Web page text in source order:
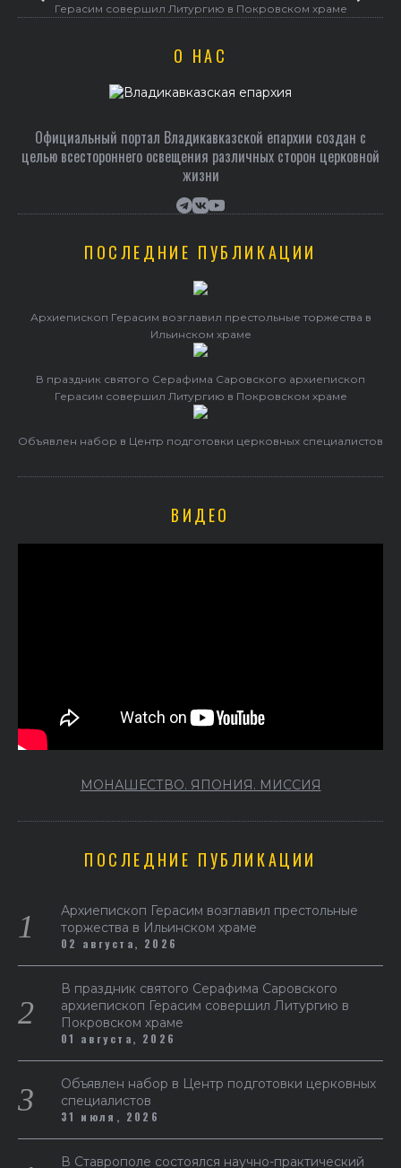
Герасим совершил Литургию в Покровском храме
О НАС
Официальный портал Владикавказской епархии создан c
целью всестороннего освещения различных сторон церковной
жизни
ПОСЛЕДНИЕ ПУБЛИКАЦИИ
Архиепископ Герасим возглавил престольные торжества в
Ильинском храме
В праздник святого Серафима Саровского архиепископ
Герасим совершил Литургию в Покровском храме
Объявлен набор в Центр подготовки церковных специалистов
ВИДЕО
МОНАШЕСТВО. ЯПОНИЯ. МИССИЯ
ПОСЛЕДНИЕ ПУБЛИКАЦИИ
Архиепископ Герасим возглавил престольные
торжества в Ильинском храме
02 августа, 2026
В праздник святого Серафима Саровского
архиепископ Герасим совершил Литургию в
Покровском храме
01 августа, 2026
Объявлен набор в Центр подготовки церковных
специалистов
31 июля, 2026
В Ставрополе состоялся научно-практический